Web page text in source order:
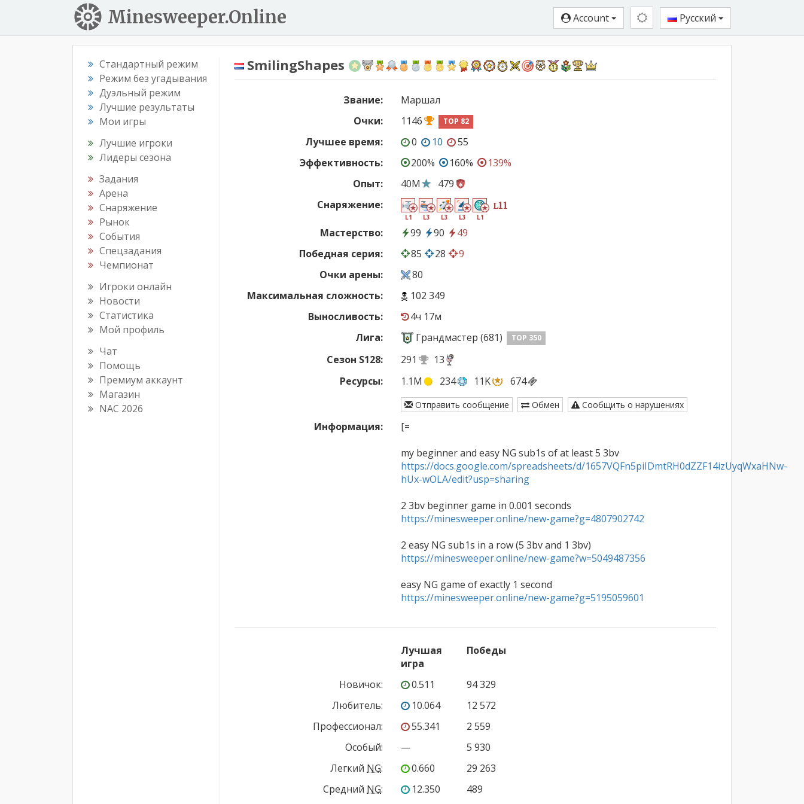
Minesweeper.Online Account Русский
Стандартный режим
Режим без угадывания
Дуэльный режим
Лучшие результаты
Мои игры
Лучшие игроки
Лидеры сезона
Задания
Арена
Снаряжение
Рынок
События
Спецзадания
Чемпионат
Игроки онлайн
Новости
Статистика
Мой профиль
Чат
Помощь
Премиум аккаунт
Магазин
NAC 2026
SmilingShapes
Звание:
Маршал
Очки:
1146 TOP 82
Лучшее время: 0 10
55
Эффективность:
200% 160%
139%
Опыт:
40M
479
Снаряжение:
L1 L3 L3 L3 L1
L11
Мастерство: 99 90
49
Победная серия:
85 28
9
Очки арены:
80
Максимальная сложность:
102 349
Выносливость:
4ч 17м
Лига:
Грандмастер (681) TOP 350
Сезон S128: 291
13
Ресурсы:
1.1M 234 11K 674
Отправить сообщение Обмен Сообщить о нарушениях
Информация:
[=
https://docs.google.com/spreadsheets/d/1657VQFn5piIDmtRH0dZZF14izUyqWxaHNw-
hUx-wOLA/edit?usp=sharing
https://minesweeper.online/new-game?g=4807902742
https://minesweeper.online/new-game?w=5049487356
https://minesweeper.online/new-game?g=5195059601
Лучшая
игра
Победы
Новичок: 0.511
94 329
Любитель: 10.064
12 572
Профессионал: 55.341
2 559
Особый: —
5 930
Легкий NG: 0.660
29 263
Средний NG: 12.350
489